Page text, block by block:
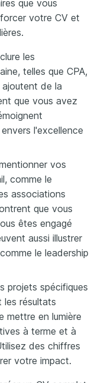
que vous
votre CV et
les
telles que CPA,
de la
que vous avez
l'excellence
vos
comme le
associations
que vous
êtes engagé
aussi illustrer
le leadership
projets spécifiques
les résultats
mettre en lumière
à terme et à
des chiffres
votre impact.